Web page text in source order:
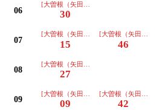
06
[大曽根（矢田経由ノンステ)ゆき]
30
07
[大曽根（矢田経由ノンステ)ゆき]
15
[大曽根（矢田経由ノ
46
08
[大曽根（矢田経由ノンステ)ゆき]
27
09
[大曽根（矢田経由ノンステ)ゆき]
09
[大曽根（矢田経由ノ
42